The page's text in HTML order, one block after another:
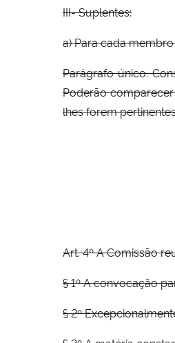
III- Suplentes:
a) Para cada
Parágrafo único.
Poderão
lhes forem
Art. 4º A Comissão
§ 1º A convocação
§ 2º